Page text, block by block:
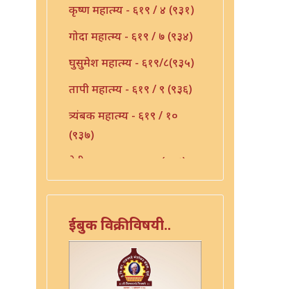
कृष्ण महात्म्य - ६१९ / ४ (९३१)
गोदा महात्म्य - ६१९ / ७ (९३४)
घुसुमेश महात्म्य - ६१९/८(९३५)
तापी महात्म्य - ६१९ / ९ (९३६)
त्र्यंबक महात्म्य - ६१९ / १०
(९३७)
देवी महात्म्य - ६१९-११(९३८)
पांडुरंग महात्म्य - ६१९ / १३
पांडुरंग महात्म्य - ६१९ / १५
ईबुक विक्रीविषयी..